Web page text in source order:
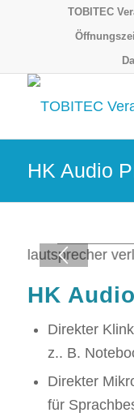
TOBITEC
HK Audio
HK
HK
Direkter
z.. B.
Direkter
für